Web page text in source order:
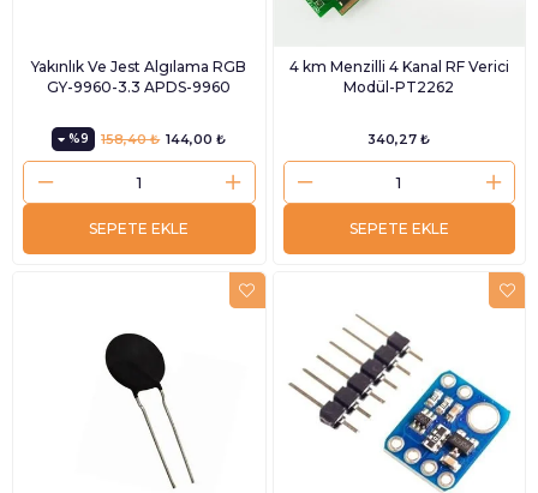
Yakınlık Ve Jest Algılama RGB
GY-9960-3.3 APDS-9960
%9 144,00 ₺
158,40 ₺
SEPETE EKLE
4 km Menzilli 4 Kanal RF Verici
Modül-PT2262
340,27 ₺
SEPETE EKLE